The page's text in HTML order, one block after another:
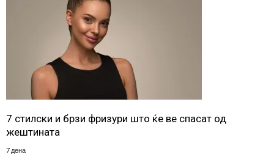
7 стилски и брзи фризури што ќе ве спасат од
жештината
7 дена